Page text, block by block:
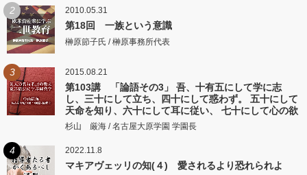
2 2010.05.31
第18回 一族という意識
榊原節子氏 / 榊原事務所代表
3 2015.08.21
第103講 「論語その3」 吾、十有五にして学に志
し、三十にして立ち、四十にして惑わず。 五十にして
天命を知り、六十にして耳に従い、 七十にして心の欲
するところに従いて矩をこえず。
杉山 厳海 / 名古屋大原学園 学園長
4 2022.11.8
マキアヴェッリの知(４) 愛されるより恐れられよ